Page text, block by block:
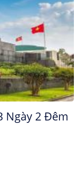
Ngày 2 Đêm